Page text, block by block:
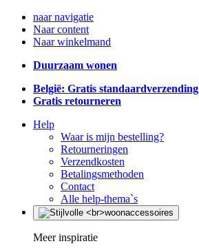
naar navigatie
Naar content
Naar winkelmand
Duurzaam wonen
België: Gratis standaardverzending
Gratis retourneren
Help
Waar is mijn bestelling?
Retourneringen
Verzendkosten
Betalingsmethoden
Contact
Alle help-thema`s
Meer inspiratie